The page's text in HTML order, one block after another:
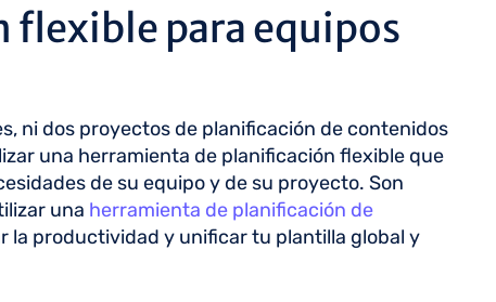
para equipos
ni dos proyectos de planificación de contenidos
una herramienta de planificación flexible que
de su equipo y de su proyecto. Son
una herramienta de planificación de
la productividad y unificar tu plantilla global y